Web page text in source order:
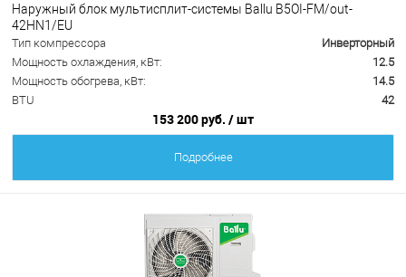
Наружный блок мультисплит-системы Ballu B5OI-FM/out-
42HN1/EU
Тип компрессора
Инверторный
Мощность охлаждения, кВт:
12.5
Мощность обогрева, кВт:
14.5
BTU
42
153 200 руб. / шт
Подробнее